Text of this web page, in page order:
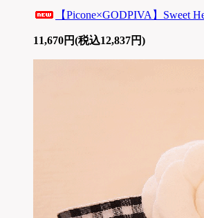
【Picone×GODPIVA】Sweet
11,670円(税込12,837円)